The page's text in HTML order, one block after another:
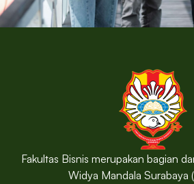
Fakultas Bisnis merupakan bagian
Widya Mandala Surabaya